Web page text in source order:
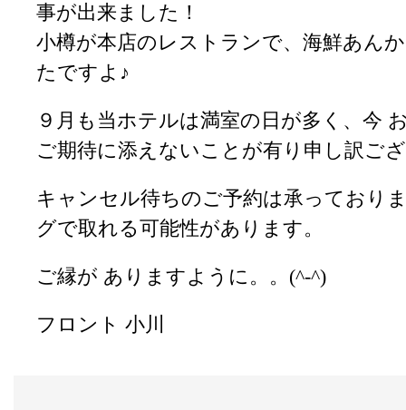
事が出来ました！
小樽が本店のレストランで、海鮮あん
たですよ♪
９月も当ホテルは満室の日が多く、今
ご期待に添えないことが有り申し訳ご
キャンセル待ちのご予約は承っており
グで取れる可能性があります。
ご縁が ありますように。。(^-^)
フロント 小川